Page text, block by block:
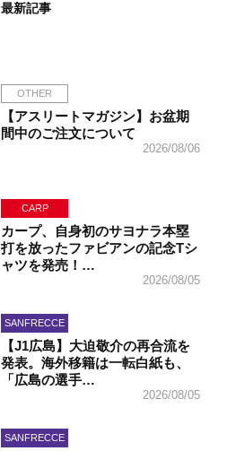
最新記事
OTHER
【アスリートマガジン】お盆期
間中のご注文について
2026/08/06
CARP
カープ、自身初のサヨナラ本塁
打を放ったファビアンの記念Tシ
ャツを発売！…
2026/08/05
SANFRECCE
【J1広島】大迫敬介の再合流を
発表。海外移籍は一転白紙も、
「広島の選手…
2026/08/05
SANFRECCE